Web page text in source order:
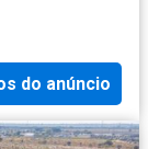
do anúncio